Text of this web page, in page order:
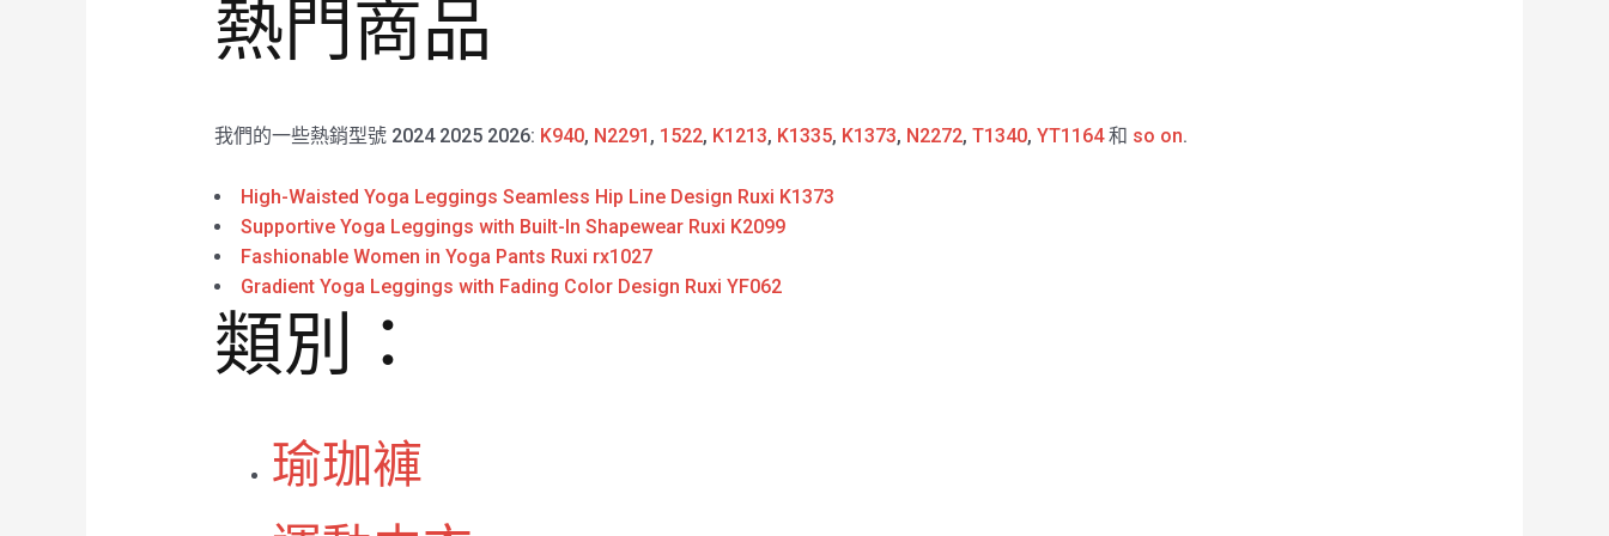
熱門商品
我們的一些熱銷型號 2024 2025 2026: K940, N2291 , 1522, K1213, K1335, K1373, N2272, T1340, YT1164和 so on.
High-Waisted Yoga Leggings Seamless Hip Line Design Ruxi K1373
Supportive Yoga Leggings with Built-In Shapewear Ruxi K2099
Fashionable Women in Yoga Pants Ruxi rx1027
Gradient Yoga Leggings with Fading Color Design Ruxi YF062
類別：
瑜珈褲